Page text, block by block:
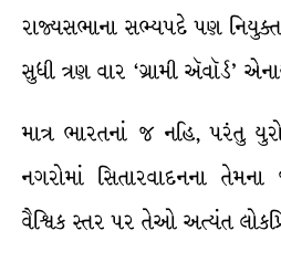
રાજ્યસભાના સભ્યપદે પણ
સુધી ત્રણ વાર ‘ગ્રામી ઍવૉર્ડ’
માત્ર ભારતનાં જ નહિ, પરંતુ
નગરોમાં સિતારવાદનના તેમના
વૈશ્ર્વિક સ્તર પર તેઓ અત્યંત